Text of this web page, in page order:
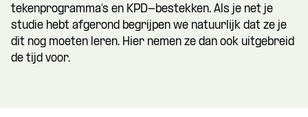
tekenprogramma’s en KPD-bestekken. Als je net je
studie hebt afgerond begrijpen we natuurlijk dat ze je
dit nog moeten leren. Hier nemen ze dan ook uitgebreid
de tijd voor.